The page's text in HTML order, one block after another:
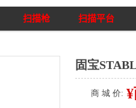
扫描枪 扫描平台
固宝
商 城 价: